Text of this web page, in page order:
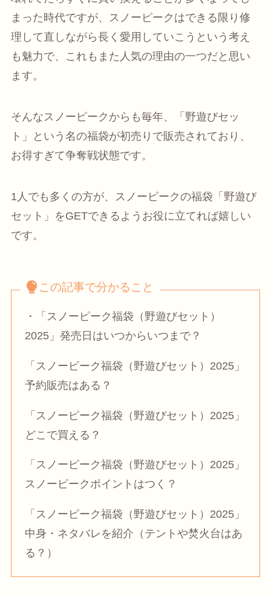
まった時代ですが、スノーピークはできる限り修
理して直しながら長く愛用していこうという考え
も魅力で、これもまた人気の理由の一つだと思い
ます。
そんなスノーピークからも毎年、
「野遊びセッ
ト」
という名の福袋が初売りで販売されており、
お得すぎて争奪戦状態です。
1人でも多くの方が、スノーピークの福袋「野遊び
セット」をGETできるようお役に立てれば嬉しい
です。
この記事で分かること
・「スノーピーク福袋（野遊びセット）
2025」発売日はいつからいつまで？
「スノーピーク福袋（野遊びセット）2025」
予約販売はある？
「スノーピーク福袋（野遊びセット）2025」
どこで買える？
「スノーピーク福袋（野遊びセット）2025」
スノーピークポイントはつく？
「スノーピーク福袋（野遊びセット）2025」
中身・ネタバレを紹介（テントや焚火台はあ
る？）